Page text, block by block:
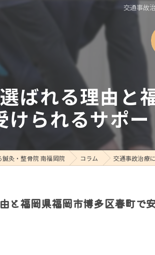
交通事故
ばれる理由と
けられるサポ
灸・整骨院 南福岡院 コラム 交通事故治療
と福岡県福岡市博多区春町で